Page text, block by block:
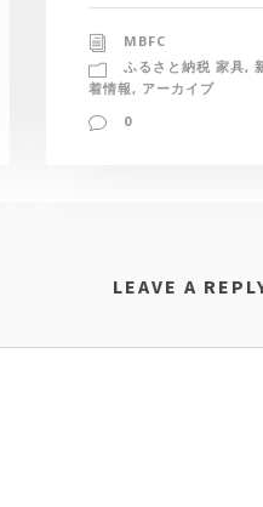
MBFC
ふるさと納税 家具,
着情報, アーカイブ
0
LEAVE A